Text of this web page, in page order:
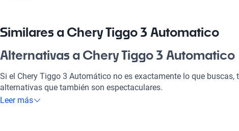
¿Por qué elegir Chery Tiggo 3
Tecnología al servicio de tu comodidad
Disfrutá de la mejor tecnología con Tecnología moderna, lo que
placentero y conectado.
Similares a Chery Tiggo 3 Automatico
Alternativas a Chery Tiggo 3 Automatico
Si el Chery Tiggo 3 Automático no es exactamente lo que buscas,
alternativas que también son espectaculares.
Leer más